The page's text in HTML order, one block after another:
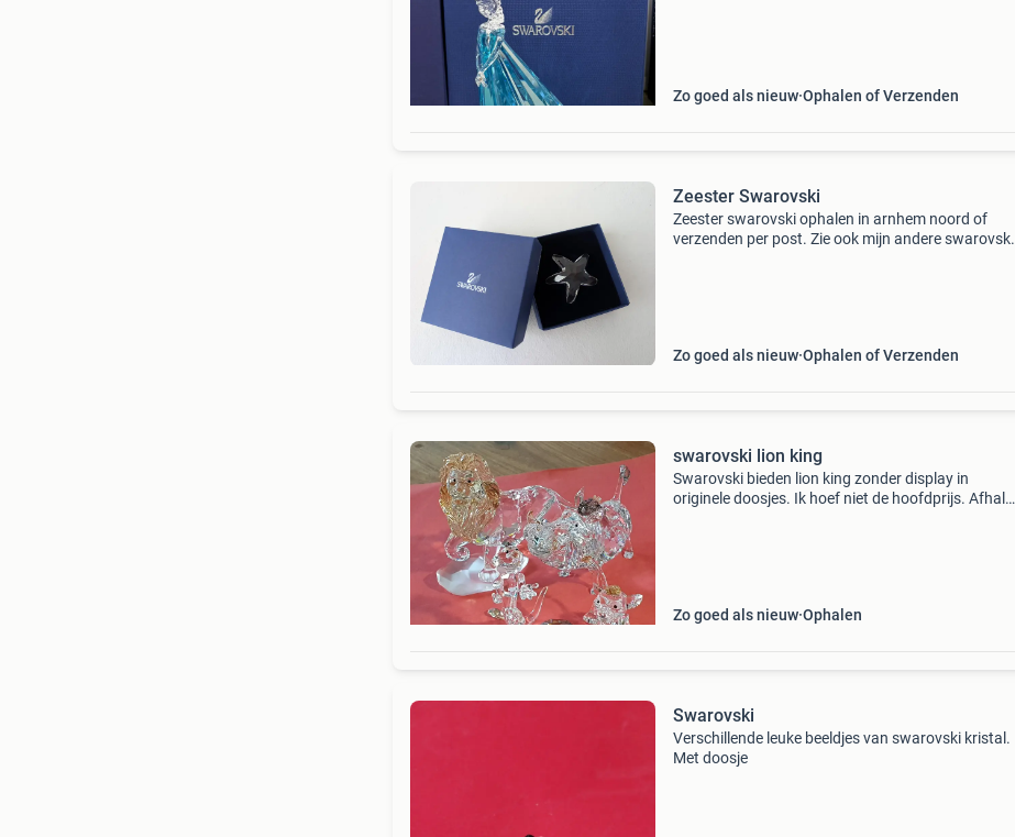
Zo goed als nieuw Ophalen of Verzenden
Zeester Swarovski
Zeester swarovski ophalen in arnhem noord of
verzenden per post. Zie ook mijn andere swarovski
Zo goed als nieuw Ophalen of Verzenden
swarovski lion king
Swarovski bieden lion king zonder display in
originele doosjes. Ik hoef niet de hoofdprijs. Afhalen
Zo goed als nieuw Ophalen
Swarovski
Verschillende leuke beeldjes van swarovski kristal.
Met doosje